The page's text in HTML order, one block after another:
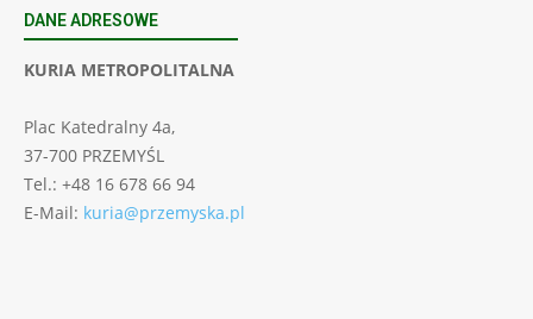
DANE ADRESOWE
KURIA METROPOLITALNA
Plac Katedralny 4a,
37-700 PRZEMYŚL
Tel.: +48 16 678 66 94
E-Mail: kuria@przemyska.pl